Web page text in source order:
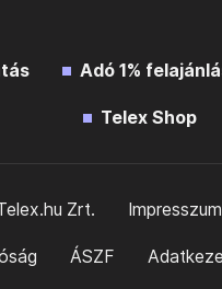
Adó 1%
Telex Shop
Zrt. Impresszum
ÁSZF